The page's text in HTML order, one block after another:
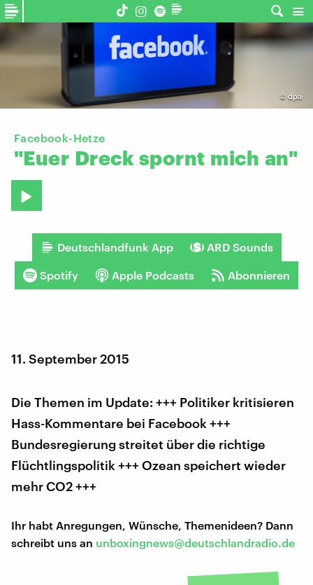
© dpa
Facebook-Hetze
"Euer Dreck spornt mich an"
Deutschlandfunk App ARD Sounds
Spotify Apple Podcasts Abonnieren
11. September 2015
Die Themen im Update: +++ Politiker kritisieren
Hass-Kommentare bei Facebook +++
Bundesregierung streitet über die richtige
Flüchtlingspolitik +++ Ozean speichert wieder
mehr CO2 +++
Ihr habt Anregungen, Wünsche, Themenideen? Dann
schreibt uns an unboxingnews@deutschlandradio.de